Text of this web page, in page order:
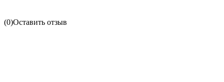
(0)Оставить отзыв